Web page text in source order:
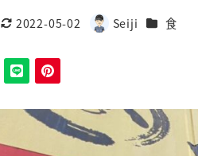
更新日
2022-05-02
著
Seiji カテゴリー
食